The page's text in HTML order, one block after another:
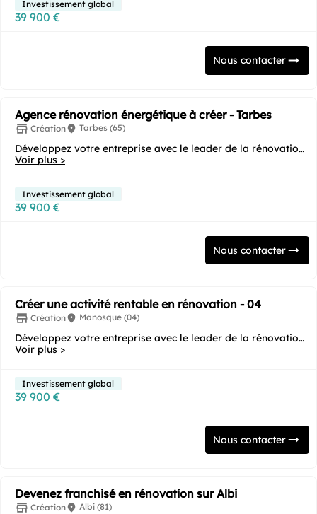
Investissement global
39 900 €
Nous contacter
Agence rénovation énergétique à créer - Tarbes
Création Tarbes (65)
Développez votre entreprise avec le leader de la rénovation
Voir plus >
Investissement global
39 900 €
Nous contacter
Créer une activité rentable en rénovation - 04
Création Manosque (04)
Développez votre entreprise avec le leader de la rénovation
Voir plus >
Investissement global
39 900 €
Nous contacter
Devenez franchisé en rénovation sur Albi
Création Albi (81)